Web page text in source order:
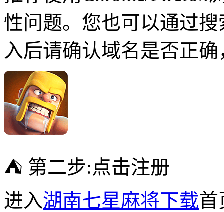
性问题。您也可以通过
入后请确认域名是否正
⛺️ 第二步:点击注册
进入湖南七星麻将下载首